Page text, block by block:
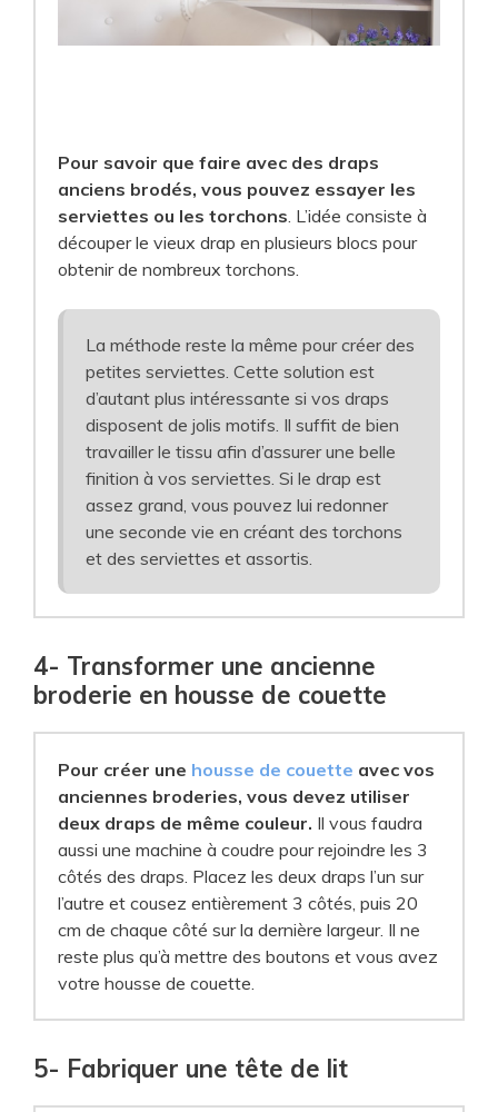
Pour savoir que faire avec des draps
anciens brodés, vous pouvez essayer les
serviettes ou les torchons. L’idée consiste à
découper le vieux drap en plusieurs blocs pour
obtenir de nombreux torchons.
La méthode reste la même pour créer des
petites serviettes. Cette solution est
d’autant plus intéressante si vos draps
disposent de jolis motifs. Il suffit de bien
travailler le tissu afin d’assurer une belle
finition à vos serviettes. Si le drap est
assez grand, vous pouvez lui redonner
une seconde vie en créant des torchons
et des serviettes et assortis.
4- Transformer une ancienne
broderie en housse de couette
Pour créer une housse de couette avec vos
anciennes broderies, vous devez utiliser
deux draps de même couleur. Il vous faudra
aussi une machine à coudre pour rejoindre les 3
côtés des draps. Placez les deux draps l’un sur
l’autre et cousez entièrement 3 côtés, puis 20
cm de chaque côté sur la dernière largeur. Il ne
reste plus qu’à mettre des boutons et vous avez
votre housse de couette.
5- Fabriquer une tête de lit